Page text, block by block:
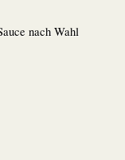
nach Wahl